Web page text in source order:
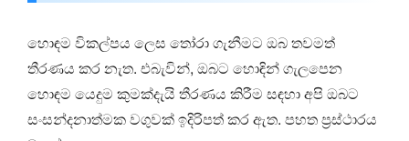
හොඳම විකල්පය ලෙස තෝරා ගැනීමට ඔබ තවමත්
තීරණය කර නැත. එබැවින්, ඔබට හොඳින් ගැලපෙන
හොඳම යෙදුම කුමක්දැයි තීරණය කිරීම සඳහා අපි ඔබට
සංසන්දනාත්මක වගුවක් ඉදිරිපත් කර ඇත. පහත ප්‍රස්ථාරය